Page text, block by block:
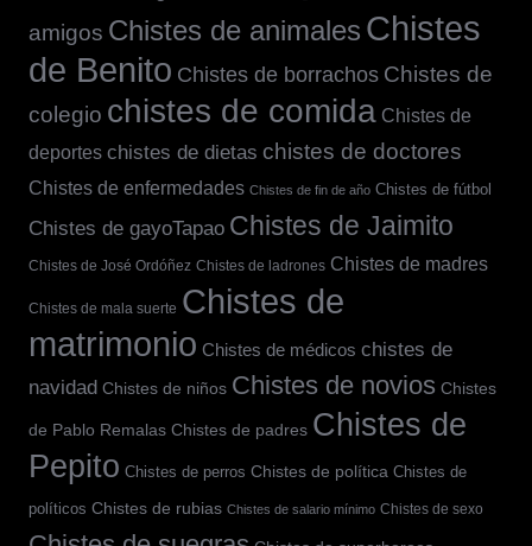
amigos Chistes de animales Chistes
de Benito Chistes de borrachos Chistes de
colegio chistes de comida Chistes de
deportes chistes de dietas chistes de doctores
Chistes de enfermedades Chistes de fin de año Chistes de fútbol
Chistes de gayoTapao Chistes de Jaimito
Chistes de José Ordóñez Chistes de ladrones Chistes de madres
Chistes de mala suerte Chistes de
matrimonio Chistes de médicos chistes de
navidad Chistes de niños Chistes de novios Chistes
de Pablo Remalas Chistes de padres Chistes de
Pepito Chistes de perros Chistes de política Chistes de
políticos Chistes de rubias Chistes de salario mínimo Chistes de sexo